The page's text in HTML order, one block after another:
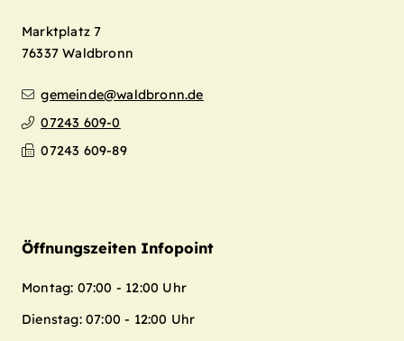
Marktplatz 7
76337 Waldbronn
gemeinde@waldbronn.de
07243 609-0
07243 609-89
Leaflet| Map data ©OpenStreetMap
contributors,CC-BY-SA
Öffnungszeiten Infopoint
Montag: 07:00 - 12:00 Uhr
Dienstag: 07:00 - 12:00 Uhr